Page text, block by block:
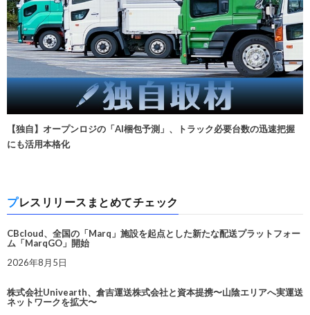
【独自】オープンロジの「AI梱包予測」、トラック必要台数の迅速把握
にも活用本格化
プレスリリースまとめてチェック
CBcloud、全国の「Marq」施設を起点とした新たな配送プラットフォー
ム「MarqGO」開始
2026年8月5日
株式会社Univearth、倉吉運送株式会社と資本提携〜山陰エリアへ実運送
ネットワークを拡大〜